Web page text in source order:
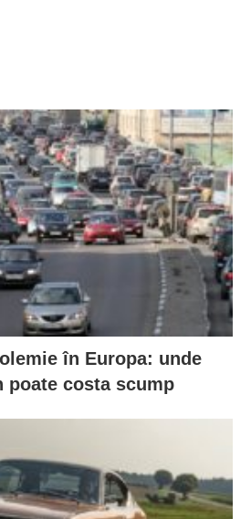
în Europa: unde
poate costa scump